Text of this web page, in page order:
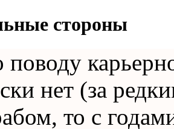
стороны
нет (за
то с